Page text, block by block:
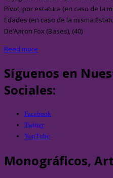
Pívot, por estatura (en caso de la
Edades (en caso de la misma
De’Aaron Fox (Bases), (40)
Read more
Síguenos en
Sociales:
Facebook
Twitter
YouTube
Monográficos,